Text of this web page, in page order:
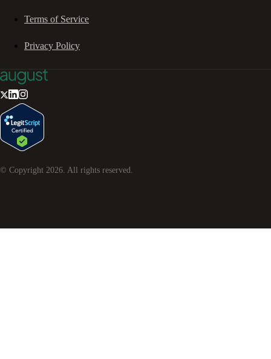
Terms of Service
Privacy Policy
© Copyright 2026 . All rights reserved.